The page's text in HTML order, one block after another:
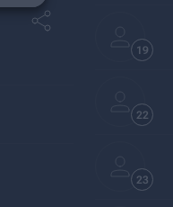
19
22
23